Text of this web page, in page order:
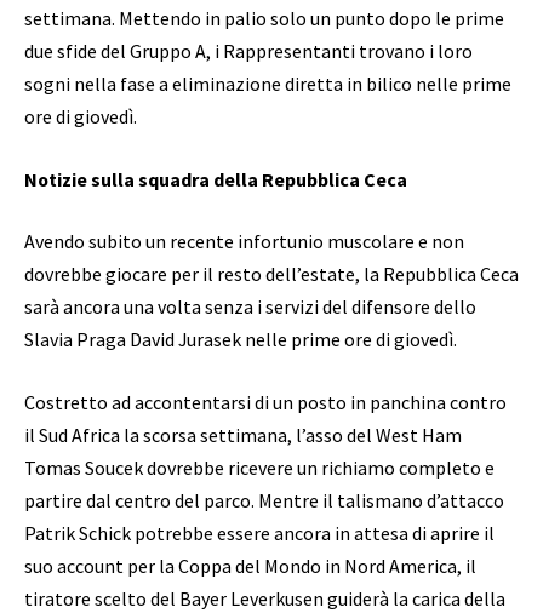
settimana. Mettendo in palio solo un punto dopo le prime
due sfide del Gruppo A, i Rappresentanti trovano i loro
sogni nella fase a eliminazione diretta in bilico nelle prime
ore di giovedì.
Notizie sulla squadra della Repubblica Ceca
Avendo subito un recente infortunio muscolare e non
dovrebbe giocare per il resto dell’estate, la Repubblica Ceca
sarà ancora una volta senza i servizi del difensore dello
Slavia Praga David Jurasek nelle prime ore di giovedì.
Costretto ad accontentarsi di un posto in panchina contro
il Sud Africa la scorsa settimana, l’asso del West Ham
Tomas Soucek dovrebbe ricevere un richiamo completo e
partire dal centro del parco. Mentre il talismano d’attacco
Patrik Schick potrebbe essere ancora in attesa di aprire il
suo account per la Coppa del Mondo in Nord America, il
tiratore scelto del Bayer Leverkusen guiderà la carica della